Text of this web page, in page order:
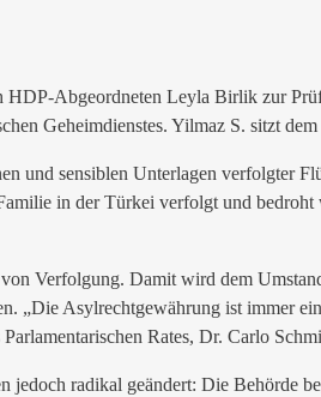
Abgeordneten Leyla Birlik zur
Geheimdienstes. Yilmaz S. sitzt
und sensiblen Unterlagen verfolgter
in der Türkei verfolgt und
Verfolgung. Damit wird dem
Asylrechtgewährung ist immer
Rates, Dr. Carlo
radikal geändert: Die Behörde